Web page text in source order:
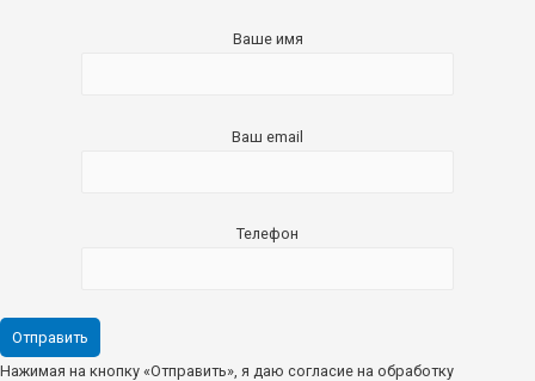
Ваше имя
Ваш email
Телефон
Нажимая на кнопку «Отправить», я даю согласие на обработку